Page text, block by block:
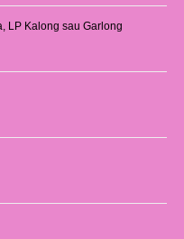
LP Kalong sau Garlong